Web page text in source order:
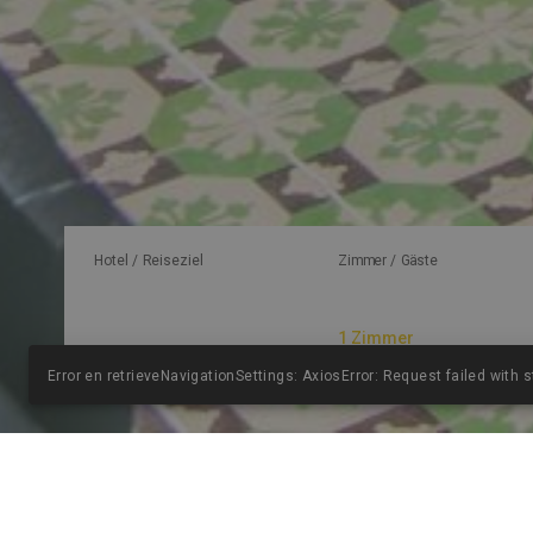
Hotel / Reiseziel Zimmer / Gäste